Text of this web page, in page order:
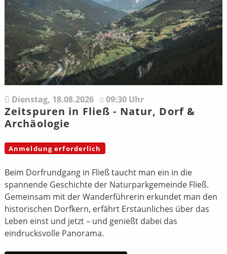
Dienstag, 18.08.2026 09:30 Uhr
Zeitspuren in Fließ - Natur, Dorf &
Archäologie
Anmeldung erforderlich
Beim Dorfrundgang in Fließ taucht man ein in die
spannende Geschichte der Naturparkgemeinde Fließ.
Gemeinsam mit der Wanderführerin erkundet man den
historischen Dorfkern, erfährt Erstaunliches über das
Leben einst und jetzt – und genießt dabei das
eindrucksvolle Panorama.